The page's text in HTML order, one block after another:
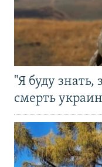
"Я буду знать,
смерть